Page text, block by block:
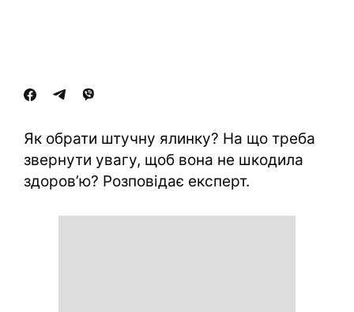
Як обрати штучну ялинку? На що треба
звернути увагу, щоб вона не шкодила
здоров’ю? Розповідає експерт.